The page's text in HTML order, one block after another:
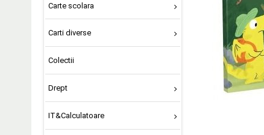
Carte scolara
Carti diverse
Colectii
Drept
IT&Calculatoare